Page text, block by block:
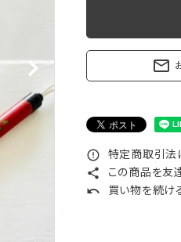
オプション・その他
mail_outline
error_outline 特定商取引法
share この商品を友
undo 買い物を続け